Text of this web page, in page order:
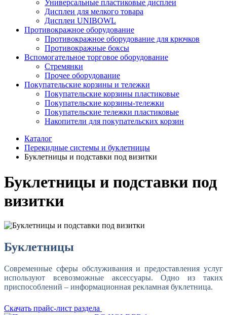
Универсальные пластиковые дисплеи
Дисплеи для мелкого товара
Дисплеи UNIBOWL
Противокражное оборудование
Противокражное оборудование для крючков
Противокражные боксы
Вспомогательное торговое оборудование
Стремянки
Прочее оборудование
Покупательские корзины и тележки
Покупательские корзины пластиковые
Покупательские корзины-тележки
Покупательские тележки пластиковые
Накопители для покупательских корзин
Каталог
Перекидные системы и буклетницы
Буклетницы и подставки под визитки
Буклетницы и подставки под
визитки
Буклетницы
Современные сферы обслуживания и предоставления услуг
используют всевозможные аксессуары. Одно из таких
приспособлений – информационная рекламная буклетница.
Скачать прайс-лист раздела